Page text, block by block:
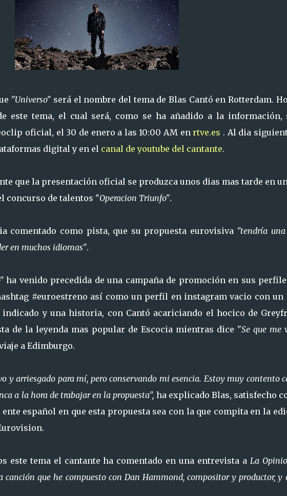
"Universo" será el nombre del tema de Blas Cantó en Rotterdam.
este tema, el cual será, como se ha añadido a la información,
oficial, el 30 de enero a las 10:00 AM enrtve.es . Al dia
digital y en el canal de youtube del cantante.
que la presentación oficial se produzca unos dias mas tarde en
concurso de talentos "Operacion Triunfo".
comentado como pista, que su propuesta eurovisiva "tendría
en muchos idiomas".
ha venido precedida de una campaña de promoción en sus
#euroestreno así como un perfil en instagram vacio con un
y una historia, con Cantó acariciando el hocico de
de la leyenda mas popular de Escocia mientras dice "Se que me
a Edimburgo.
y arriesgado para mí, pero conservando mi esencia. Estoy muy contento
a la hora de trabajar en la propuesta", ha explicado Blas, satisfecho
español en que esta propuesta sea con la que compita en la
este tema el cantante ha comentado en una entrevista a La
canción que he compuesto con Dan Hammond, compositor y productor, y